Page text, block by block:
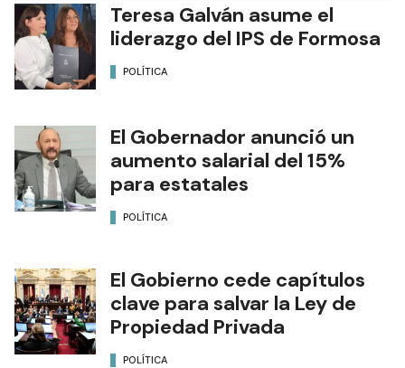
Teresa Galván asume el
liderazgo del IPS de Formosa
POLÍTICA
El Gobernador anunció un
aumento salarial del 15%
para estatales
POLÍTICA
El Gobierno cede capítulos
clave para salvar la Ley de
Propiedad Privada
POLÍTICA